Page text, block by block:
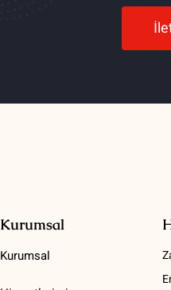
Kurumsal
Kurumsal